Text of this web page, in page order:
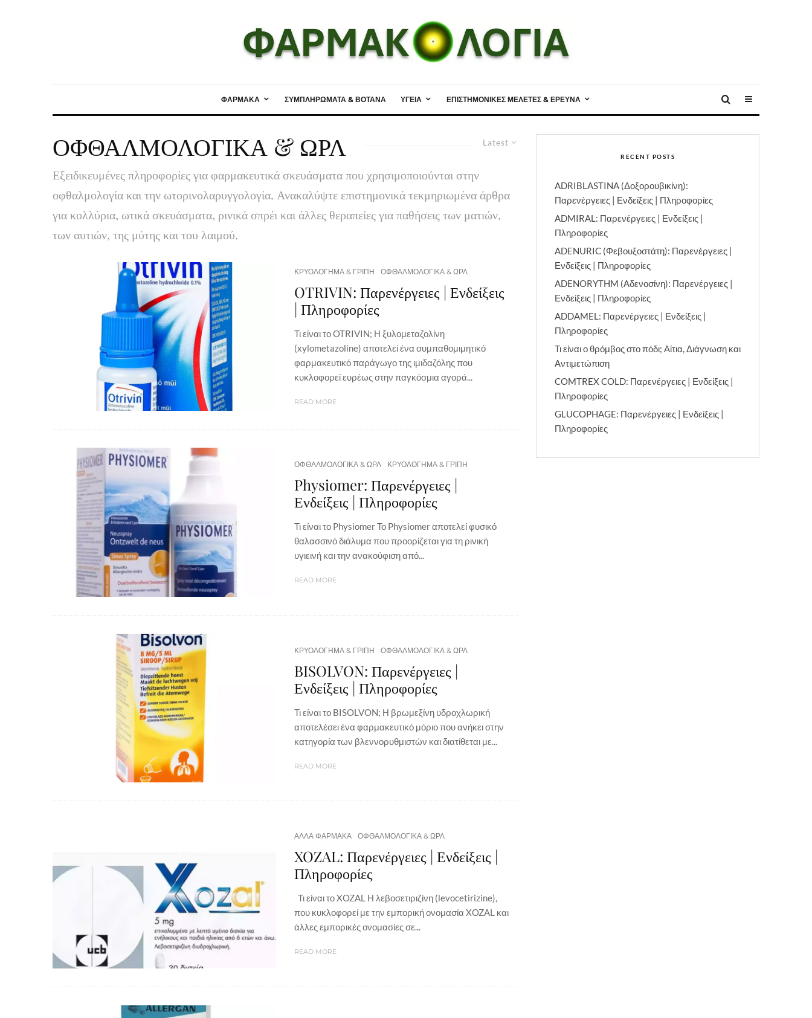
ΦΑΡΜΑΚΑ ΣΥΜΠΛΗΡΩΜΑΤΑ & ΒΟΤΑΝΑ ΥΓΕΙΑ ΕΠΙΣΤΗΜΟΝΙΚΕΣ ΜΕΛΕΤΕΣ & ΕΡΕΥΝΑ
Latest
ΟΦΘΑΛΜΟΛΟΓΙΚΑ & ΩΡΛ
Εξειδικευμένες πληροφορίες για φαρμακευτικά σκευάσματα που χρησιμοποιούνται στην
οφθαλμολογία και την ωτορινολαρυγγολογία. Ανακαλύψτε επιστημονικά τεκμηριωμένα άρθρα
για κολλύρια, ωτικά σκευάσματα, ρινικά σπρέι και άλλες θεραπείες για παθήσεις των ματιών,
των αυτιών, της μύτης και του λαιμού.
ΚΡΥΟΛΟΓΗΜΑ & ΓΡΙΠΗ ΟΦΘΑΛΜΟΛΟΓΙΚΑ & ΩΡΛ
OTRIVIN: Παρενέργειες | Ενδείξεις
| Πληροφορίες
Τι είναι το OTRIVIN; Η ξυλομεταζολίνη
(xylometazoline) αποτελεί ένα συμπαθομιμητικό
φαρμακευτικό παράγωγο της ιμιδαζόλης που
κυκλοφορεί ευρέως στην παγκόσμια αγορά...
READ MORE
ΟΦΘΑΛΜΟΛΟΓΙΚΑ & ΩΡΛ ΚΡΥΟΛΟΓΗΜΑ & ΓΡΙΠΗ
Physiomer: Παρενέργειες |
Ενδείξεις | Πληροφορίες
Τι είναι το Physiomer Το Physiomer αποτελεί φυσικό
θαλασσινό διάλυμα που προορίζεται για τη ρινική
υγιεινή και την ανακούφιση από...
READ MORE
ΚΡΥΟΛΟΓΗΜΑ & ΓΡΙΠΗ ΟΦΘΑΛΜΟΛΟΓΙΚΑ & ΩΡΛ
BISOLVON: Παρενέργειες |
Ενδείξεις | Πληροφορίες
Τι είναι το BISOLVON; Η βρωμεξίνη υδροχλωρική
αποτελέσει ένα φαρμακευτικό μόριο που ανήκει στην
κατηγορία των βλεννορυθμιστών και διατίθεται με...
READ MORE
ΑΛΛΑ ΦΑΡΜΑΚΑ ΟΦΘΑΛΜΟΛΟΓΙΚΑ & ΩΡΛ
XOZAL: Παρενέργειες | Ενδείξεις |
Πληροφορίες
Τι είναι το XOZAL Η λεβοσετιριζίνη (levocetirizine),
που κυκλοφορεί με την εμπορική ονομασία XOZAL και
άλλες εμπορικές ονομασίες σε...
READ MORE
RECENT POSTS
ADRIBLASTINA (Δοξορουβικίνη):
Παρενέργειες | Ενδείξεις | Πληροφορίες
ADMIRAL: Παρενέργειες | Ενδείξεις |
Πληροφορίες
ADENURIC (Φεβουξοστάτη): Παρενέργειες |
Ενδείξεις | Πληροφορίες
ADENORYTHM (Αδενοσίνη): Παρενέργειες |
Ενδείξεις | Πληροφορίες
ADDAMEL: Παρενέργειες | Ενδείξεις |
Πληροφορίες
Τι είναι ο θρόμβος στο πόδι; Αίτια, Διάγνωση και
Αντιμετώπιση
COMTREX COLD: Παρενέργειες | Ενδείξεις |
Πληροφορίες
GLUCOPHAGE: Παρενέργειες | Ενδείξεις |
Πληροφορίες